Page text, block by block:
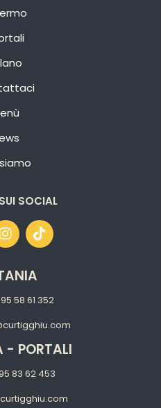
SOCIAL
58 61 352
- PORTALI
83 62 453